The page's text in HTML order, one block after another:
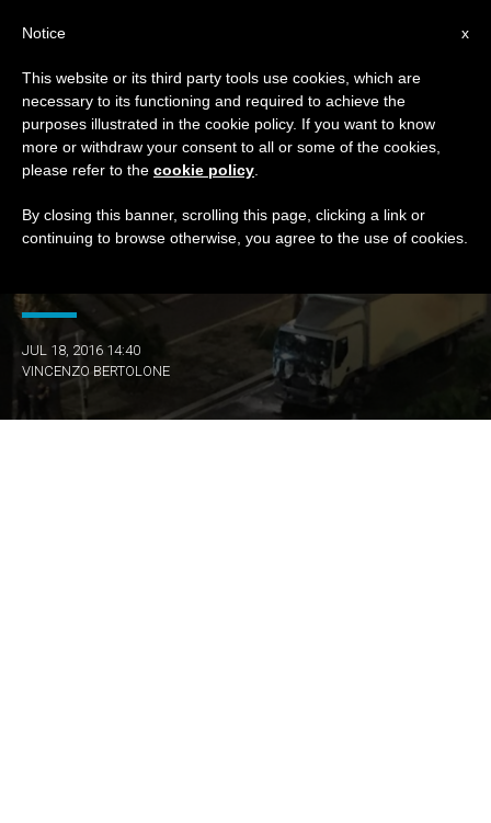
GIORNO
Luglio 18th, 2016
ULTIME NOTIZIE
JUL 18, 2016 14:40
VINCENZO BERTOLONE
x
Notice
This website or its third party tools use cookies, which are
necessary to its functioning and required to achieve the
purposes illustrated in the cookie policy. If you want to know
more or withdraw your consent to all or some of the cookies,
please refer to the cookie policy
By closing this banner, scrolling this page, clicking a link or
continuing to browse otherwise, you agree to the use of cookies.